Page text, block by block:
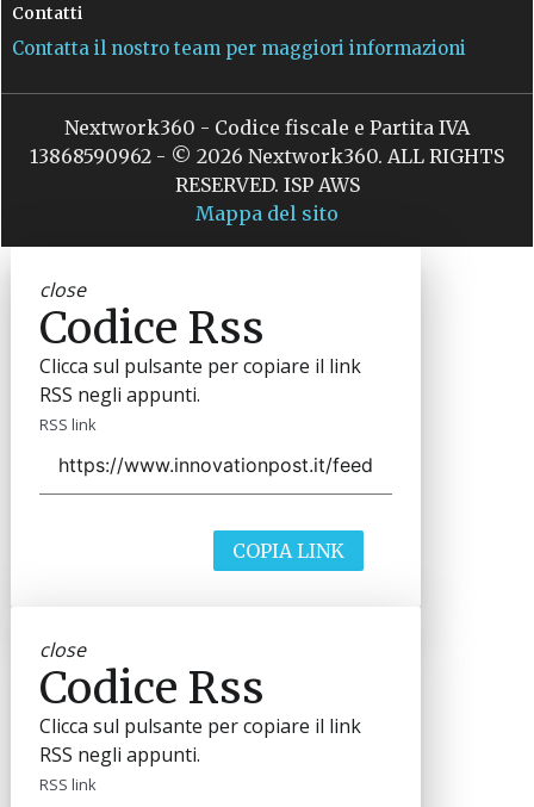
Contatti
Contatta il nostro team per maggiori informazioni
Nextwork360 - Codice fiscale e Partita IVA
13868590962 - © 2026 Nextwork360. ALL RIGHTS
RESERVED. ISP AWS
Mappa del sito
close
Codice Rss
Clicca sul pulsante per copiare il link
RSS negli appunti.
RSS link
COPIA LINK
close
Codice Rss
Clicca sul pulsante per copiare il link
RSS negli appunti.
RSS link